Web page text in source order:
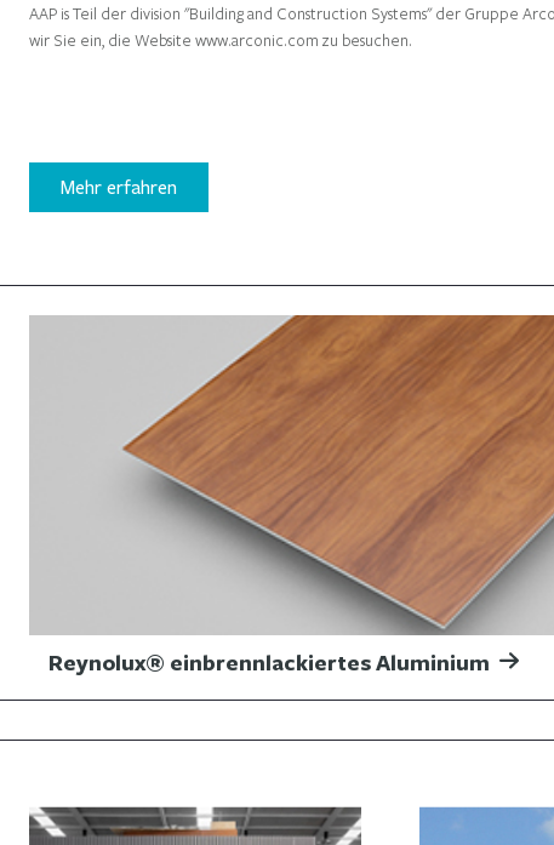
AAP is Teil der division "Building and Construction Systems" der Gruppe
wir Sie ein, die Website www.arconic.com zu besuchen.
Mehr erfahren
Reynolux® einbrennlackiertes Aluminium